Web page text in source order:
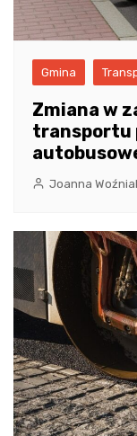
Gmina
Zmiana w
transportu
Joanna